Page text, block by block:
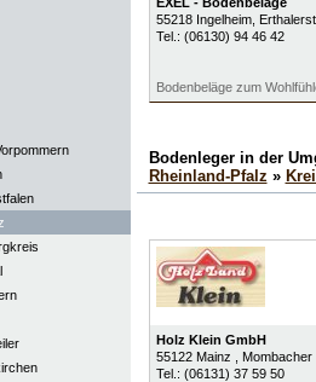
55218 Ingelheim,
Tel.: (06130) 94 46 42
Bodenbeläge zum
Bodenleger in der
Rheinland-Pfalz »
Holz Klein GmbH
55122 Mainz
,
Tel.: (06131) 37 59 50